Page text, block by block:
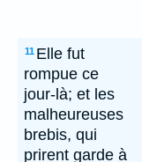
11 Elle fut
rompue ce
jour-là; et les
malheureuses
brebis, qui
prirent garde à